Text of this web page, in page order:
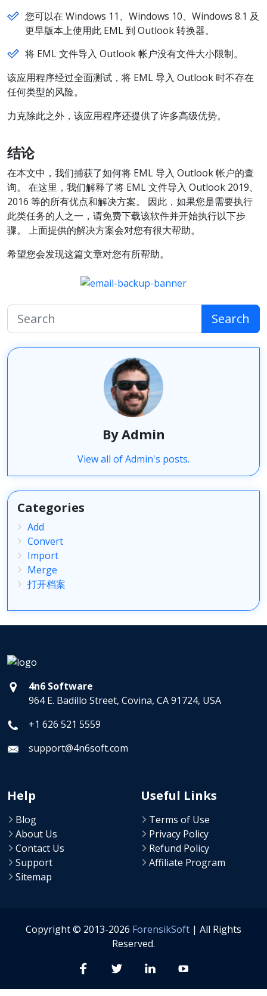
您可以在 Windows 11、Windows 10、Windows 8.1 及
更早版本上使用此 EML 到 Outlook 转换器。
将 EML 文件导入 Outlook 帐户没有文件大小限制。
该应用程序经过全面测试，将 EML 导入 Outlook 时不存在
任何类型的风险。
力克除此之外，该应用程序还提供了许多高级优势。
结论
在本文中，我们捕获了如何将 EML 导入 Outlook 帐户的查
询。 在这里，我们解释了将 EML 文件导入 Outlook 2019、
2016 等的所有优点和解决方案。 因此，如果您是需要执行
此类任务的人之一，请免费下载该软件并开始执行以下步
骤。 上面提供的解决方案会对您有很大帮助。
希望您会发现这篇文章对您有所帮助。
Search
By Admin
View all of Admin's posts.
Categories
Add
Convert
Import
Merge
打开档案
4n6 Software
964 E. Badillo Street, Covina, CA 91724, USA
+1 626 521 5559
support@4n6soft.com
Help
Blog
About Us
Contact Us
Support
Sitemap
Useful Links
Terms of Use
Privacy Policy
Refund Policy
Affiliate Program
Copyright © 2013-2026 ForensikSoft | All Rights
Reserved.